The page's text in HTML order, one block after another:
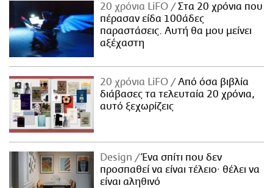
20 χρόνια LiFO
Στα 20 χρόνια που
πέρασαν είδα 100άδες
παραστάσεις. Αυτή θα μου μείνει
αξέχαστη
20 χρόνια LiFO
Από όσα βιβλία
διάβασες τα τελευταία 20 χρόνια,
αυτό ξεχωρίζεις
Design
Ένα σπίτι που δεν
προσπαθεί να είναι τέλειο· θέλει να
είναι αληθινό